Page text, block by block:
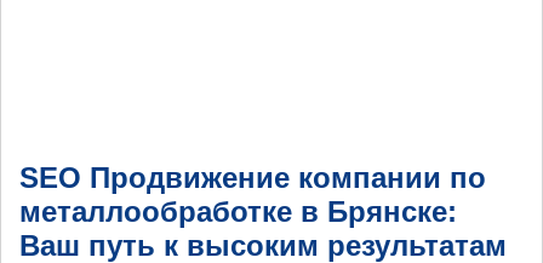
SEO Продвижение компании по
металлообработке в Брянске:
Ваш путь к высоким результатам